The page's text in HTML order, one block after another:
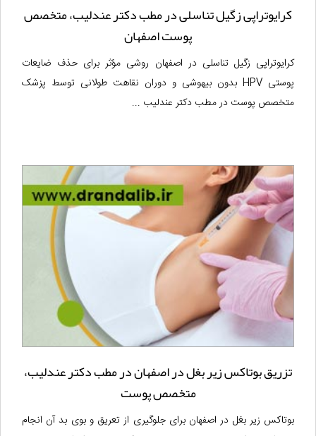
کرایوتراپی زگیل تناسلی در مطب دکتر عندلیب، متخصص
پوست اصفهان
کرایوتراپی زگیل تناسلی در اصفهان روشی مؤثر برای حذف ضایعات
پوستی HPV بدون بیهوشی و دوران نقاهت طولانی توسط پزشک
متخصص پوست در مطب دکتر عندلیب ...
تزریق بوتاکس زیر بغل در اصفهان در مطب دکتر عندلیب،
متخصص پوست
بوتاکس زیر بغل در اصفهان برای جلوگیری از تعریق و بوی بد آن انجام